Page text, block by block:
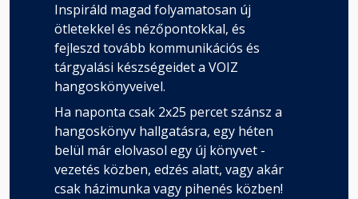
Inspiráld magad folyamatosan új
ötletekkel és nézőpontokkal, és
fejleszd tovább kommunikációs és
tárgyalási készségeidet a VOIZ
hangoskönyveivel.
Ha naponta csak 2x25 percet szánsz a
hangoskönyv hallgatásra, egy héten
belül már elolvasol egy új könyvet -
vezetés közben, edzés alatt, vagy akár
csak házimunka vagy pihenés közben!